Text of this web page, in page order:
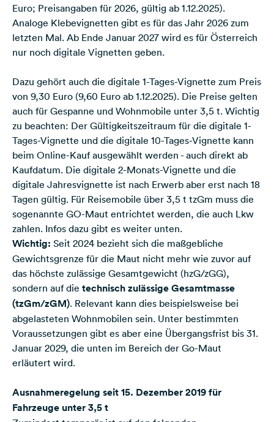
Euro; Preisangaben für 2026, gültig ab 1.12.2025).
Analoge Klebevignetten gibt es für das Jahr 2026 zum
letzten Mal. Ab Ende Januar 2027 wird es für Österreich
nur noch digitale Vignetten geben.
Dazu gehört auch die digitale 1-Tages-Vignette zum Preis
von 9,30 Euro (9,60 Euro ab 1.12.2025). Die Preise gelten
auch für Gespanne und Wohnmobile unter 3,5 t. Wichtig
zu beachten: Der Gültigkeitszeitraum für die digitale 1-
Tages-Vignette und die digitale 10-Tages-Vignette kann
beim Online-Kauf ausgewählt werden - auch direkt ab
Kaufdatum. Die digitale 2-Monats-Vignette und die
digitale Jahresvignette ist nach Erwerb aber erst nach 18
Tagen gültig. Für Reisemobile über 3,5 t tzGm muss die
sogenannte GO-Maut entrichtet werden, die auch Lkw
zahlen. Infos dazu gibt es weiter unten.
Wichtig: Seit 2024 bezieht sich die maßgebliche
Gewichtsgrenze für die Maut nicht mehr wie zuvor auf
das höchste zulässige Gesamtgewicht (hzG/zGG),
sondern auf die technisch zulässige Gesamtmasse
(tzGm/zGM). Relevant kann dies beispielsweise bei
abgelasteten Wohnmobilen sein. Unter bestimmten
Voraussetzungen gibt es aber eine Übergangsfrist bis 31.
Januar 2029, die unten im Bereich der Go-Maut
erläutert wird.
Ausnahmeregelung seit 15. Dezember 2019 für
Fahrzeuge unter 3,5 t